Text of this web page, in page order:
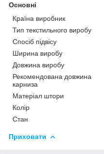
Основні
Країна виробник
Тип текстильного виробу
Спосіб підвісу
Ширина виробу
Довжина виробу
Рекомендована довжина
карниза
Матеріал штори
Колір
Стан
Приховати